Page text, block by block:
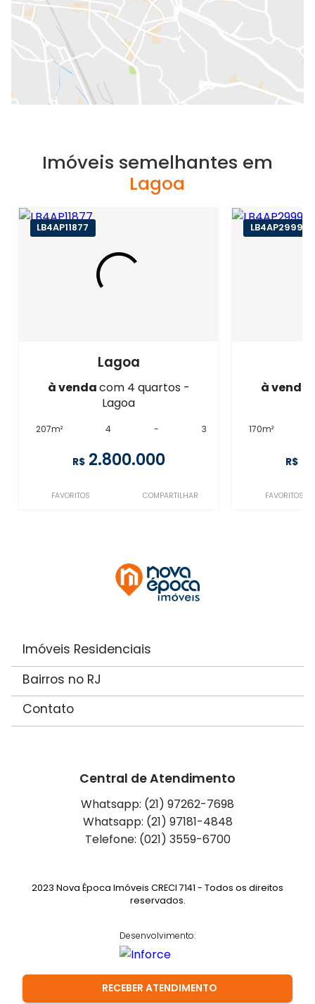
RECEBER ATENDIMENTO
Imóveis semelhantes em
Lagoa
LB4AP11877
Lagoa
à vendacom 4 quartos -
Lagoa
207m² 4 - 3
R$ 2.800.000
FAVORITOS COMPARTILHAR
LB4AP29999
à venda
170m²
R$
FAVORITOS
Imóveis Residenciais
Bairros no RJ
Contato
Central de Atendimento
Whatsapp: (21) 97262-7698
Whatsapp: (21) 97181-4848
Telefone: (021) 3559-6700
2023 Nova Época Imóveis CRECI 7141 - Todos os direitos
reservados.
Desenvolvimento: